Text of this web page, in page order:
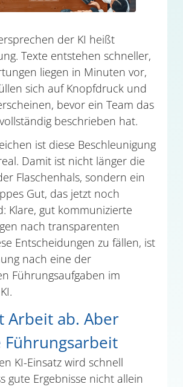
der KI heißt
Texte entstehen schneller,
liegen in Minuten vor,
sich auf Knopfdruck und
bevor ein Team das
beschrieben hat.
ist diese Beschleunigung
Damit ist nicht länger die
Flaschenhals, sondern ein
Gut, das jetzt noch
Klare, gut kommunizierte
nach transparenten
Entscheidungen zu fällen, ist
nach eine der
Führungsaufgaben im
Arbeit ab. Aber
Führungsarbeit
KI-Einsatz wird schnell
gute Ergebnisse nicht allein